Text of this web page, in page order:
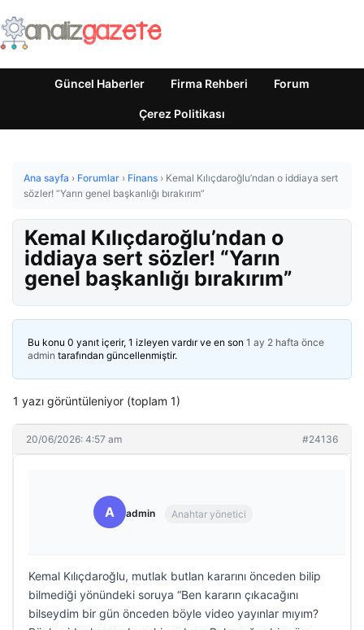
Güncel Haberler Firma Rehberi Forum
Çerez Politikası
Ana sayfa › Forumlar › Finans › Kemal Kılıçdaroğlu’ndan o iddiaya sert
sözler! “Yarın genel başkanlığı bırakırım”
Kemal Kılıçdaroğlu’ndan o
iddiaya sert sözler! “Yarın
genel başkanlığı bırakırım”
Bu konu 0 yanıt içerir, 1 izleyen vardır ve en son 1 ay 2 hafta önce
admin tarafından güncellenmiştir.
1 yazı görüntüleniyor (toplam 1)
20/06/2026: 4:57 am #24136
A admin Anahtar yönetici
Kemal Kılıçdaroğlu, mutlak butlan kararını önceden bilip
bilmediği yönündeki soruya “Ben kararın çıkacağını
bilseydim bir gün önceden böyle video yayınlar mıyım?